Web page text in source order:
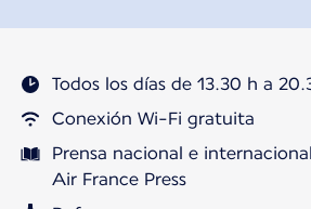
Todos los días de 13.30 h a
Conexión Wi-Fi gratuita
Prensa nacional e
Air France Press